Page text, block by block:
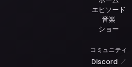
エピソード
音楽
ショー
コミュニティ
Discord ↗